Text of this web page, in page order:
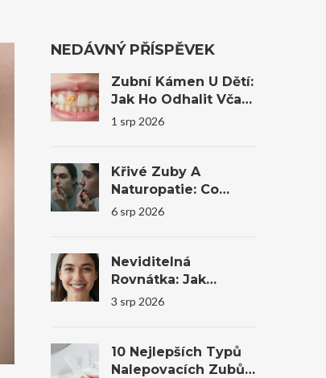
NEDÁVNÝ PŘÍSPĚVEK
Zubní Kámen U Dětí:
Jak Ho Odhalit Včas
A Co Dělat?
1 srp 2026
Křivé Zuby A
Naturopatie: Co
Reálně Pomůže A
6 srp 2026
Neviditelná
Rovnátka: Jak
Transparentní
Sebevědomí
3 srp 2026
10 Nejlepších Typů
Nalepovacích Zubů